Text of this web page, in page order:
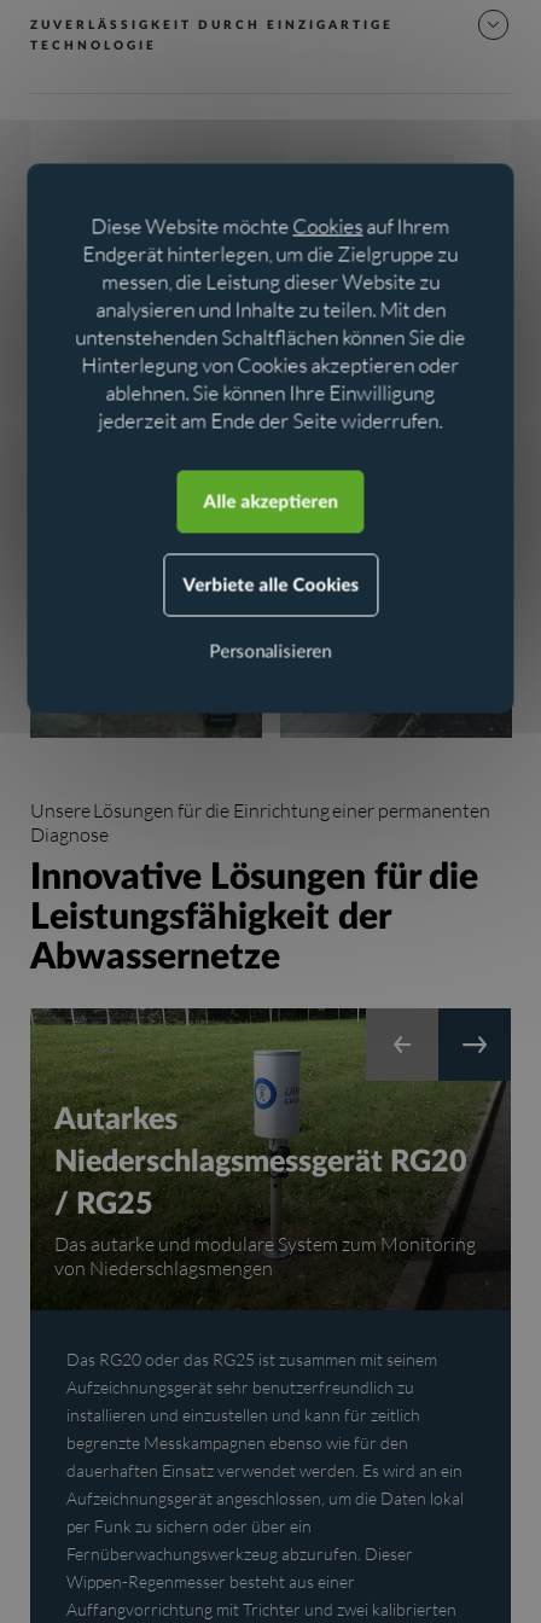
ZUVERLÄSSIGKEIT DURCH EINZIGARTIGE
TECHNOLOGIE
Unsere Lösungen für die Einrichtung einer permanenten
Diagnose
Innovative Lösungen für die
Leistungsfähigkeit der
Abwassernetze
Das RG20 oder das RG25 ist zusammen mit seinem
Aufzeichnungsgerät sehr benutzerfreundlich zu
installieren und einzustellen und kann für zeitlich
begrenzte Messkampagnen ebenso wie für den
dauerhaften Einsatz verwendet werden. Es wird an ein
Aufzeichnungsgerät angeschlossen, um die Daten lokal
per Funk zu sichern oder über ein
Fernüberwachungswerkzeug abzurufen. Dieser
Wippen-Regenmesser besteht aus einer
Auffangvorrichtung mit Trichter und zwei kalibrierten
Autarkes
Niederschlagsmessgerät RG20
/ RG25
Das autarke und modulare System zum Monitoring
von Niederschlagsmengen
Kabelloser Ultraschall-
Füllstandsensor LNU
Zuverlässige, autarke und kommunizierende Lösung
zur Überwachung des Wasserstandes in
Abwassernetzen
Konverter
Wasserstand/Durchfluss
OSRAI FLOW
Eine zuverlässige und innovative Lösung zur
Konvertierung des Wasserstandes in Durchfluss!
Sensor für Wasserstand und
relativen Druck CNR - Sensor
für Wasserstand und
Temperatur CNRT
Der kompakte Sensor für mehrere Parameter!
Physikalisch-chemischer Logger
Die Lösung für die Messung der Wasserqualität mit
mehreren Parametern!
Diese Website möchteCookiesauf Ihrem
Endgerät hinterlegen, um die Zielgruppe zu
messen, die Leistung dieser Website zu
analysieren und Inhalte zu teilen. Mit den
untenstehenden Schaltflächen können Sie die
Hinterlegung von Cookies akzeptieren oder
ablehnen. Sie können Ihre Einwilligung
jederzeit am Ende der Seite widerrufen.
Alle akzeptieren
Verbiete alle Cookies
Personalisieren